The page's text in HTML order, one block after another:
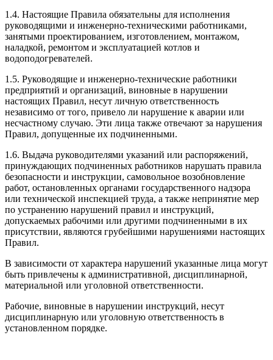
1.4. Настоящие Правила обязательны для исполнения
руководящими и инженерно-техническими работниками,
занятыми проектированием, изготовлением, монтажом,
наладкой, ремонтом и эксплуатацией котлов и
водоподогревателей.
1.5. Руководящие и инженерно-технические работники
предприятий и организаций, виновные в нарушении
настоящих Правил, несут личную ответственность
независимо от того, привело ли нарушение к аварии или
несчастному случаю. Эти лица также отвечают за нарушения
Правил, допущенные их подчиненными.
1.6. Выдача руководителями указаний или распоряжений,
принуждающих подчиненных работников нарушать правила
безопасности и инструкции, самовольное возобновление
работ, остановленных органами государственного надзора
или технической инспекцией труда, а также непринятие мер
по устранению нарушений правил и инструкций,
допускаемых рабочими или другими подчиненными в их
присутствии, являются грубейшими нарушениями настоящих
Правил.
В зависимости от характера нарушений указанные лица могут
быть привлечены к административной, дисциплинарной,
материальной или уголовной ответственности.
Рабочие, виновные в нарушении инструкций, несут
дисциплинарную или уголовную ответственность в
установленном порядке.